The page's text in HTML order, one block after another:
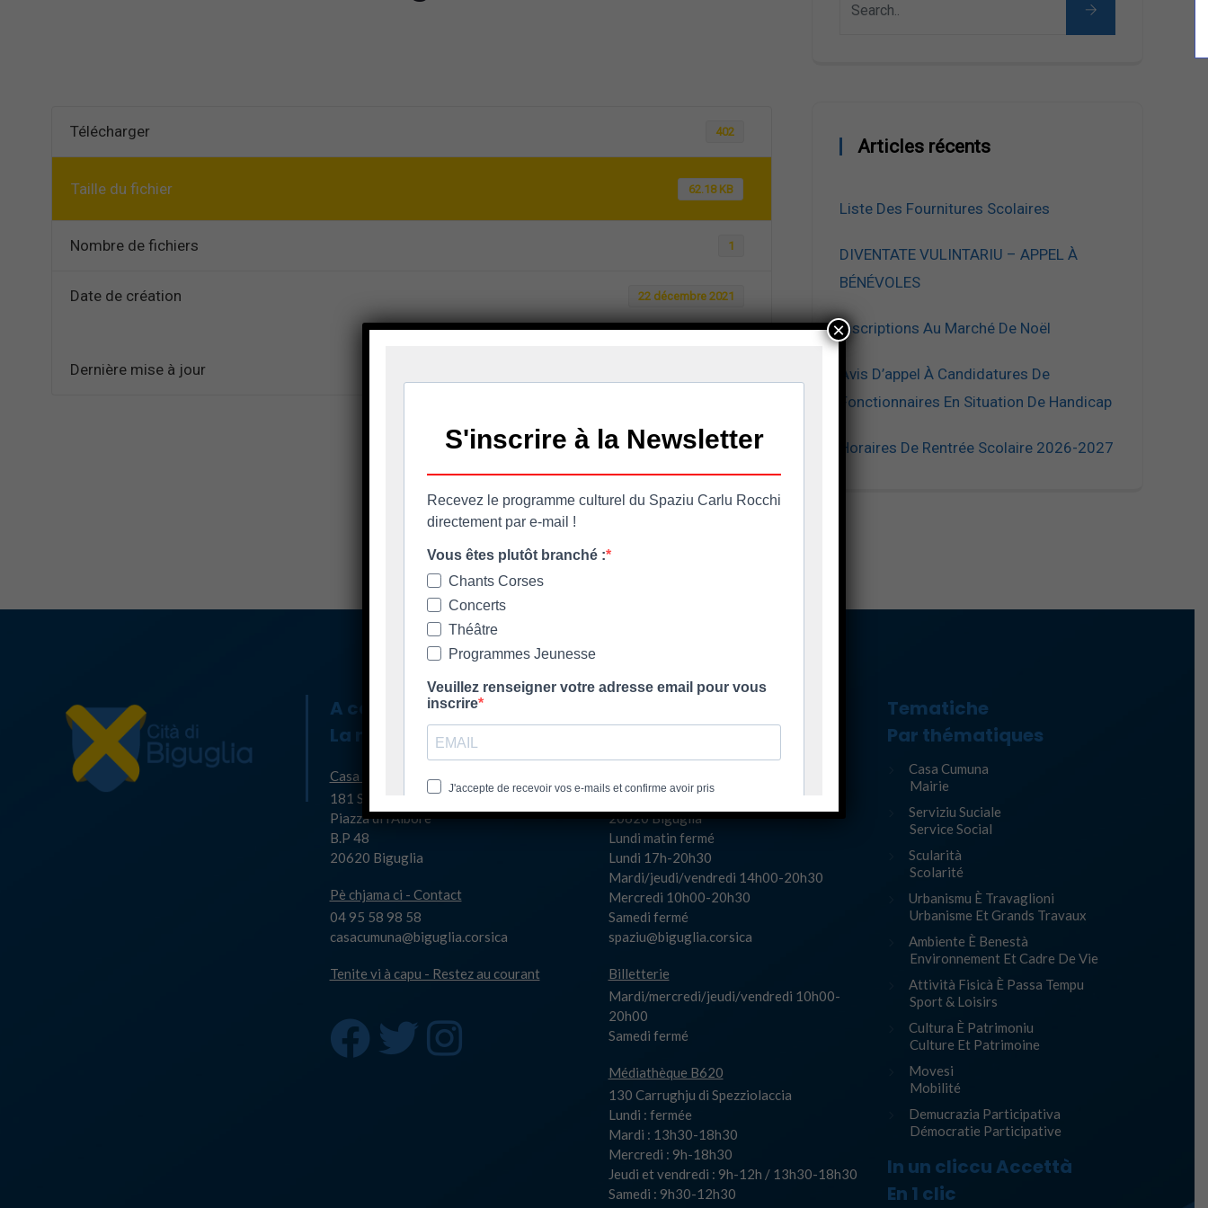
Télécharger 402
Taille du fichier 62.18 KB
Nombre de fichiers 1
Date de création 22 décembre 2021
Dernière mise à jour
Articles récents
Liste Des Fournitures Scolaires
DIVENTATE VULINTARIU – APPEL À
BÉNÉVOLES
Inscriptions Au Marché De Noël
Avis D’appel À Candidatures De
Fonctionnaires En Situation De Handicap
Horaires De Rentrée Scolaire 2026-2027
A casa cumuna
La mairie
Casa Cumuna
181 Strada di u Lancone
Piazza di l'Albore
B.P 48
20620 Biguglia
Pè chjama ci - Contact
04 95 58 98 58
casacumuna@biguglia.corsica
Tenite vi à capu - Restez au courant
130 Carrughju di Spezziolaccia
20620 Biguglia
Lundi matin fermé
Lundi 17h-20h30
Mardi/jeudi/vendredi 14h00-20h30
Mercredi 10h00-20h30
Samedi fermé
spaziu@biguglia.corsica
Billetterie
Mardi/mercredi/jeudi/vendredi 10h00-
20h00
Samedi fermé
Médiathèque B620
130 Carrughju di Spezziolaccia
Lundi : fermée
Mardi : 13h30-18h30
Mercredi : 9h-18h30
Jeudi et vendredi : 9h-12h / 13h30-18h30
Samedi : 9h30-12h30
Tematiche
Par thématiques
Casa Cumuna
Mairie
Serviziu Suciale
Service Social
Scularità
Scolarité
Urbanismu È Travaglioni
Urbanisme Et Grands Travaux
Ambiente È Benestà
Environnement Et Cadre De Vie
Attività Fisicà È Passa Tempu
Sport & Loisirs
Cultura È Patrimoniu
Culture Et Patrimoine
Movesi
Mobilité
Demucrazia Participativa
Démocratie Participative
In un cliccu Accettà
En 1 clic
×